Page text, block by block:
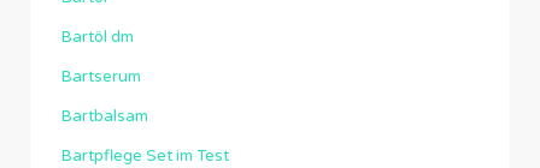
Bartöl dm
Bartserum
Bartbalsam
Bartpflege Set im Test